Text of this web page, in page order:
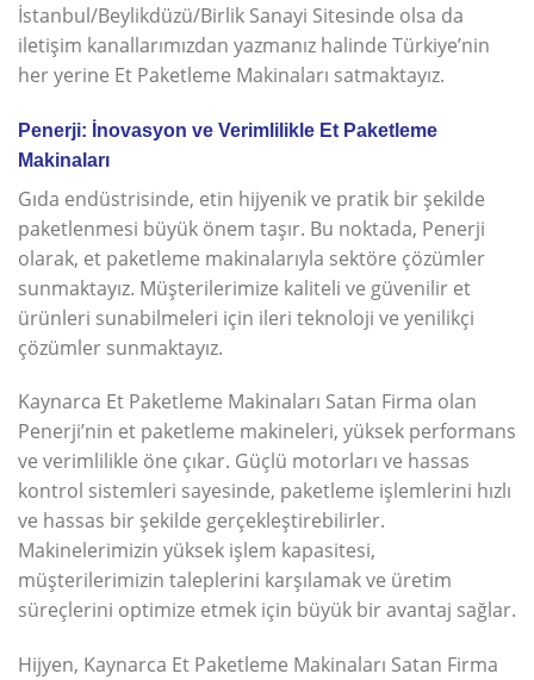
İstanbul/Beylikdüzü/Birlik Sanayi Sitesinde olsa da
iletişim kanallarımızdan yazmanız halinde Türkiye’nin
her yerine Et Paketleme Makinaları satmaktayız.
Penerji: İnovasyon ve Verimlilikle Et Paketleme
Makinaları
Gıda endüstrisinde, etin hijyenik ve pratik bir şekilde
paketlenmesi büyük önem taşır. Bu noktada, Penerji
olarak, et paketleme makinalarıyla sektöre çözümler
sunmaktayız. Müşterilerimize kaliteli ve güvenilir et
ürünleri sunabilmeleri için ileri teknoloji ve yenilikçi
çözümler sunmaktayız.
Kaynarca Et Paketleme Makinaları Satan Firma olan
Penerji’nin et paketleme makineleri, yüksek performans
ve verimlilikle öne çıkar. Güçlü motorları ve hassas
kontrol sistemleri sayesinde, paketleme işlemlerini hızlı
ve hassas bir şekilde gerçekleştirebilirler.
Makinelerimizin yüksek işlem kapasitesi,
müşterilerimizin taleplerini karşılamak ve üretim
süreçlerini optimize etmek için büyük bir avantaj sağlar.
Hijyen, Kaynarca Et Paketleme Makinaları Satan Firma